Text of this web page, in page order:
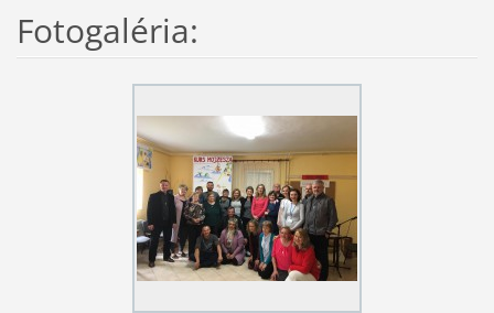
Fotogaléria: